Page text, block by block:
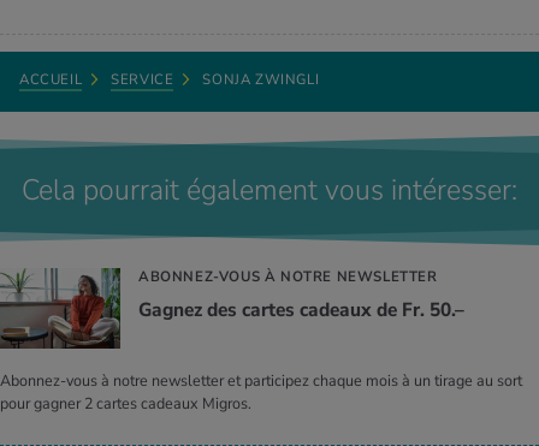
ACCUEIL SERVICE SONJA ZWINGLI
Cela pourrait également vous intéresser:
ABONNEZ-VOUS À NOTRE NEWSLETTER
Gagnez des cartes cadeaux de Fr. 50.–
Abonnez-vous à notre newsletter et participez chaque mois à un tirage au sort
pour gagner 2 cartes cadeaux Migros.